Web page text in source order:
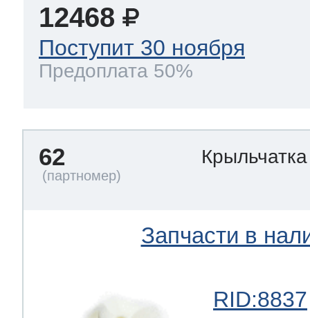
12468
Поступит 30 ноября
Предоплата 50%
62
Запчасти в
RID:8837